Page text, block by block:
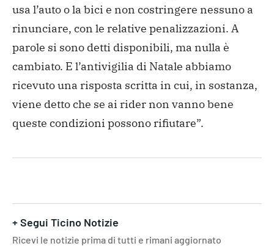
usa l’auto o la bici e non costringere nessuno a
rinunciare, con le relative penalizzazioni. A
parole si sono detti disponibili, ma nulla è
cambiato. E l’antivigilia di Natale abbiamo
ricevutouna risposta scritta in cui, in sostanza,
viene detto che se ai rider non vanno bene
queste condizioni possono rifiutare”.
+ Segui Ticino Notizie
Ricevi le notizie prima di tutti e rimani aggiornato